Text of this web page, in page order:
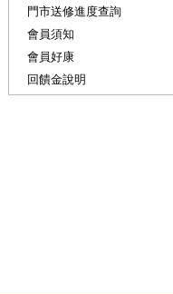
門市送修進度查詢
會員須知
會員好康
回饋金說明